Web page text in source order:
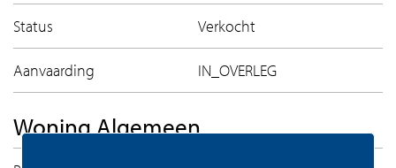
Status Verkocht
Aanvaarding IN_OVERLEG
Woning Algemeen